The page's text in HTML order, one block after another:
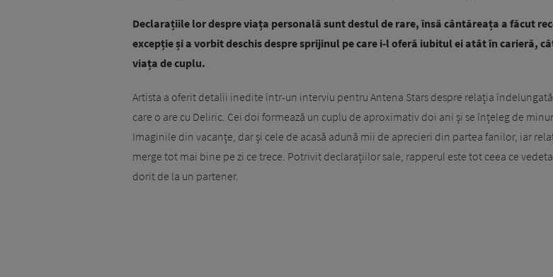
Declarațiile lor despre viața personală sunt destul de rare, însă cântăreața a făcut
excepție și a vorbit deschis despre sprijinul pe care i-l oferă iubitul ei atât în carieră,
viața de cuplu.
Artista a oferit detalii inedite într-un interviu pentru Antena Stars despre relația
care o are cu Deliric. Cei doi formează un cuplu de aproximativ doi ani și se înțeleg de
Imaginile din vacanțe, dar și cele de acasă adună mii de aprecieri din partea fanilor, iar
merge tot mai bine pe zi ce trece. Potrivit declarațiilor sale, rapperul este tot ceea ce
dorit de la un partener.